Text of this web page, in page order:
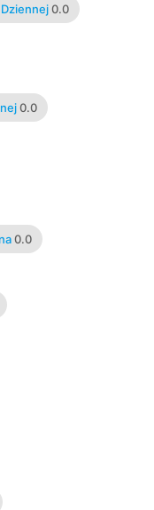
0.0
0.0
0.0